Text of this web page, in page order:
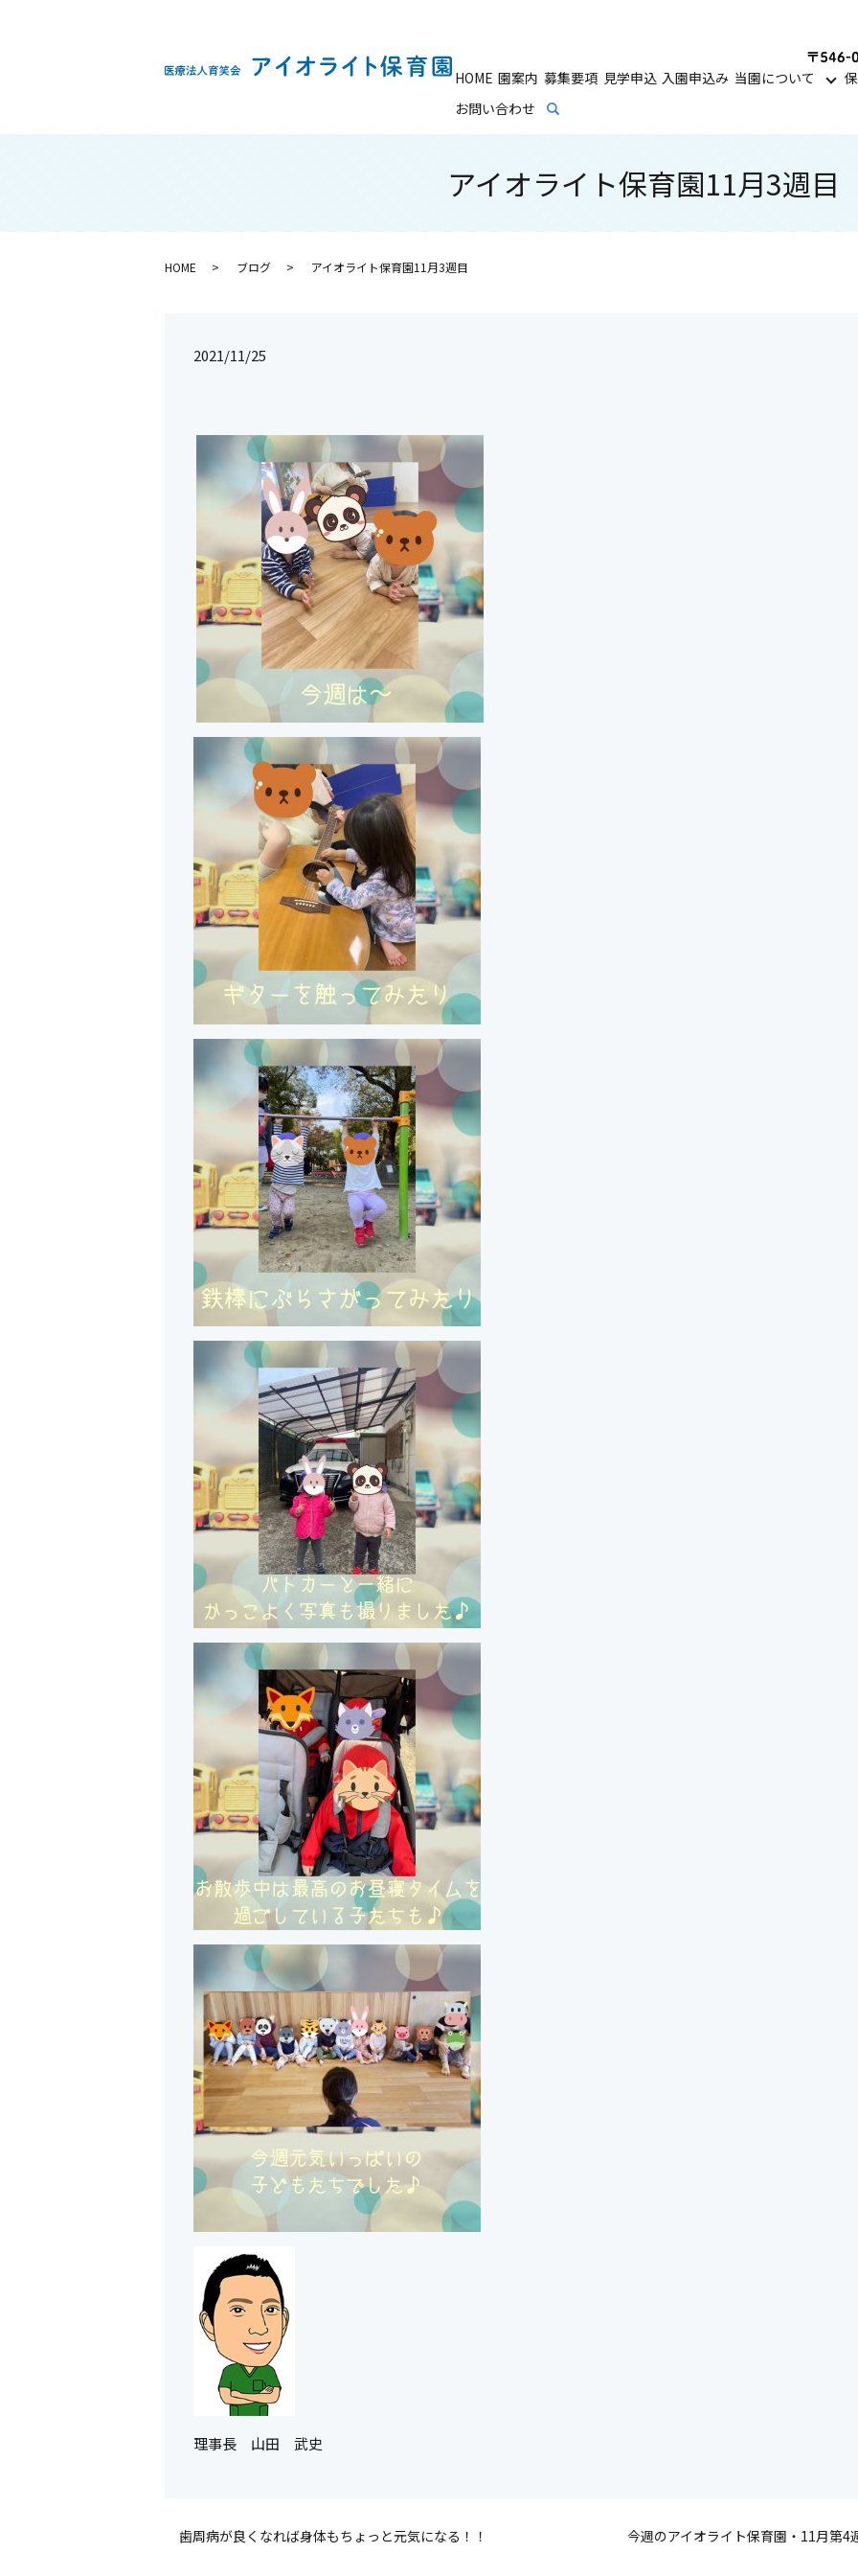
HOME 園案内 募集要項 見学申込 入園申込み 当園について
お問い合わせ
アイオライト保育園11月3週目
HOME ブログ アイオライト保育園11月3週目
2021/11/25
理事長 山田 武史
歯周病が良くなれば身体もちょっと元気になる！！ 今週のアイオライト保育園・11月第4